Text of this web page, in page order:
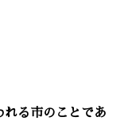
れる市のことであ